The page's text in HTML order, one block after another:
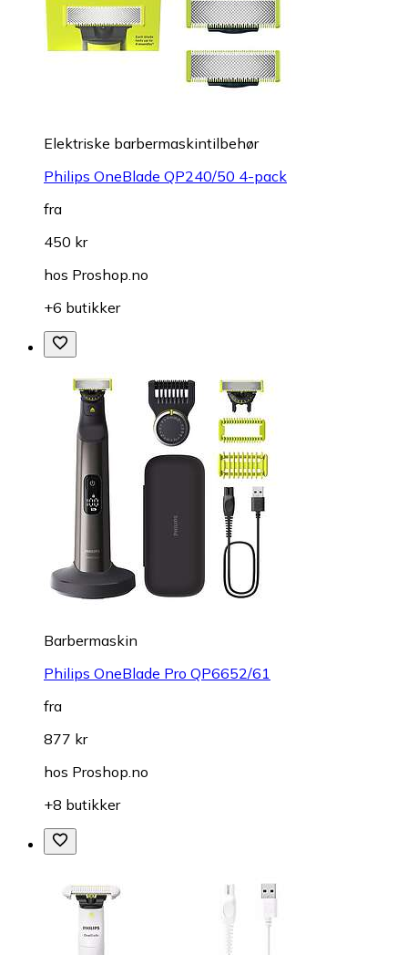
Elektriske barbermaskintilbehør
Philips OneBlade QP240/50 4-pack
fra
450 kr
hos Proshop.no
+6 butikker
Barbermaskin
Philips OneBlade Pro QP6652/61
fra
877 kr
hos Proshop.no
+8 butikker